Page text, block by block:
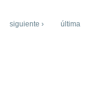
siguiente ›
última